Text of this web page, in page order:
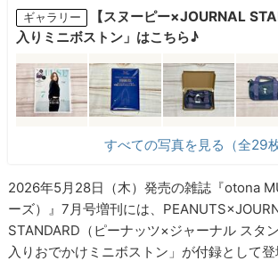
ギャラリー
【スヌーピー×JOURNAL
入りミニボストン」はこちら♪
すべての写真を見る（全29枚
2026年5月28日（木）発売の雑誌『otona
ーズ）』7月号増刊には、
STANDARD（ピーナッツ×ジャーナル スタ
入りおでかけミニボストン」が付録として登